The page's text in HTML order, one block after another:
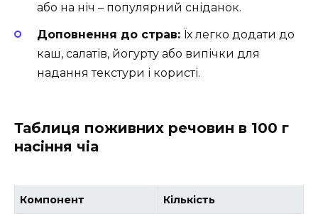
або на ніч – популярний сніданок.
Доповнення до страв: Їх легко додати до
каш, салатів, йогурту або випічки для
надання текстури і користі.
Таблиця поживних речовин в 100 г
насіння чіа
Компонент Кількість